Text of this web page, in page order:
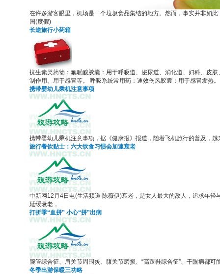
在许多游客眼里，机场是一个垃圾食品集结的地方。然而，事实并非如
国(度假)
长途旅行小药箱
抗生素类药物：氟哌酸胶囊：用于呼吸道、泌尿道、消化道、妇科、皮
制作用。用于感冒等。 呼吸系统常用药：速效伤风胶囊：用于感冒发热
携带婴幼儿乘机注意事项
携带婴幼儿乘机注意事项，据《健康报》报道，随着飞机旅行的普及，
旅行餐饮贴士：六大饮食习惯会加速衰老
中新网12月4日电(生活频道 陈薇伊)衰老，是女人最大的敌人，追求年
延缓衰老，
打折季“血拼” 小心“拼”出病
腕管综合征、肩关节周围炎、膝关节磨损、“高跟鞋综合征”、干眼病都
冬季出游保暖三功略